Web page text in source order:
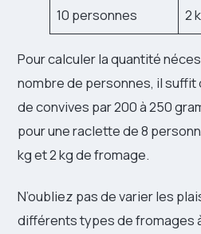
10 personnes 2
Pour calculer la quantité
nombre de personnes, il
de convives par 200 à 250
pour une raclette de 8
kg et 2 kg de fromage.
N’oubliez pas de varier les
différents types de fromages